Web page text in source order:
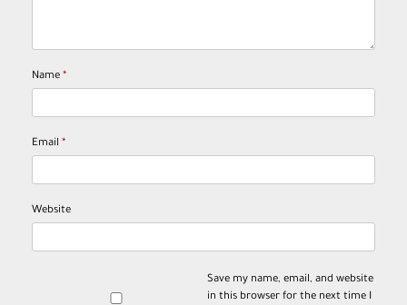
Name *
Email *
Website
Save my name, email, and website
in this browser for the next time I